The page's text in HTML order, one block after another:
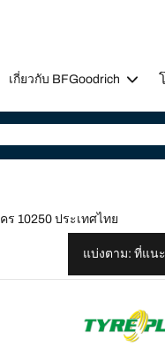
เกี่ยวกับ BFGoodrich
10250 ประเทศไทย
แบ่งตาม: ที่แน